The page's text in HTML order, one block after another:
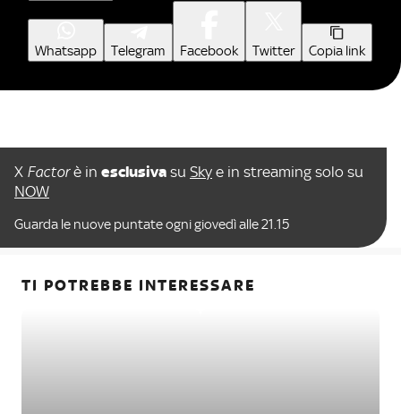
Whatsapp Telegram Facebook Twitter Copia link
X Factorè in esclusiva su Sky e in streaming solo su
NOW
Guarda le nuove puntate ogni giovedì alle 21.15
TI POTREBBE INTERESSARE